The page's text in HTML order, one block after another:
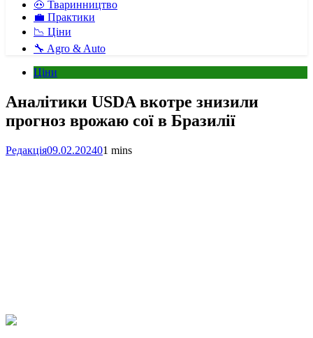
🐽 Тваринництво
💼 Практики
📉 Ціни
🔧 Agro & Auto
Ціни
Аналітики USDA вкотре знизили
прогноз врожаю сої в Бразилії
Редакція09.02.202401 mins
Link
Print